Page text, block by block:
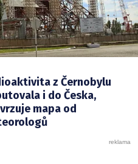
z Černobylu
i do Česka,
mapa od